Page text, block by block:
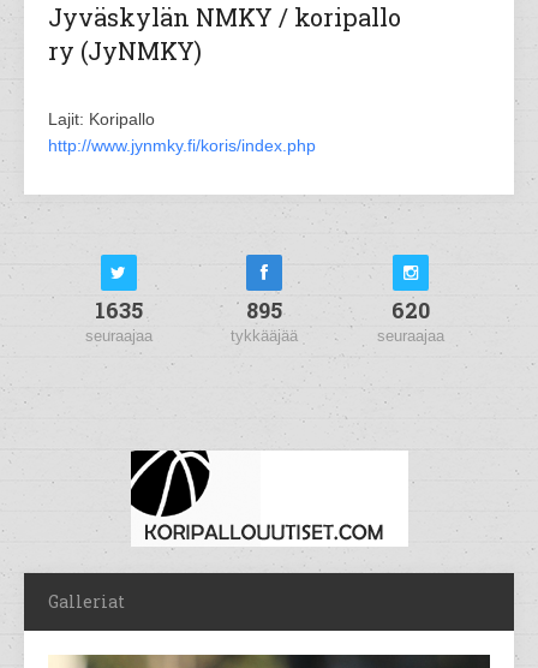
Jyväskylän NMKY / koripallo
ry (JyNMKY)
Lajit: Koripallo
http://www.jynmky.fi/koris/index.php
1635
seuraajaa
895
tykkääjää
620
seuraajaa
Galleriat